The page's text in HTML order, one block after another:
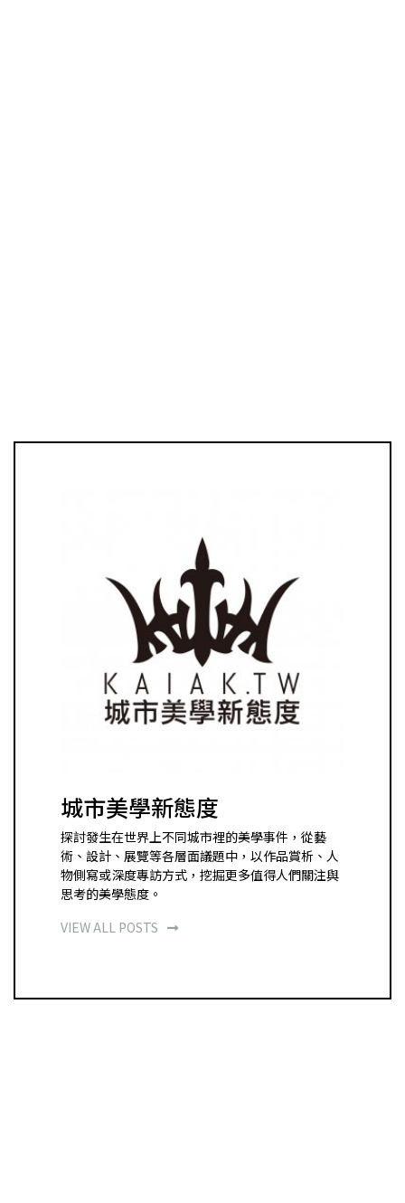
城市美學新態度
探討發生在世界上不同城市裡的美學事件，從藝
術、設計、展覽等各層面議題中，以作品賞析、人
物側寫或深度專訪方式，挖掘更多值得人們關注與
思考的美學態度。
VIEW ALL POSTS